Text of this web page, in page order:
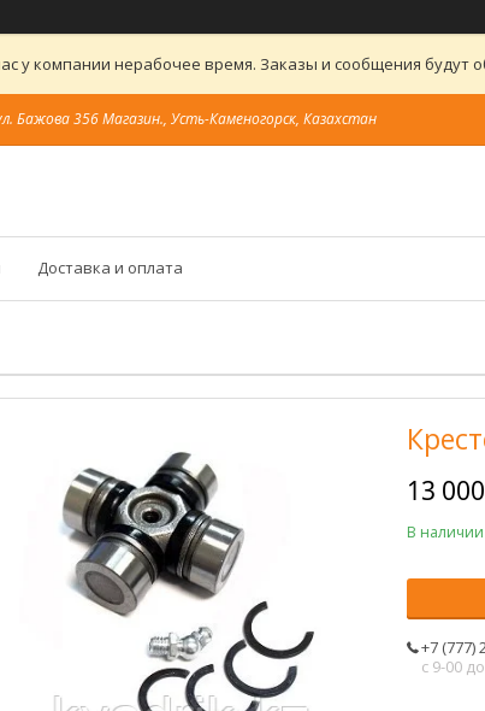
у компании нерабочее время. Заказы и сообщения будут
Бажова 356 Магазин., Усть-Каменогорск, Казахстан
Доставка и оплата
13
В наличии
+7 (777)
с 9-00